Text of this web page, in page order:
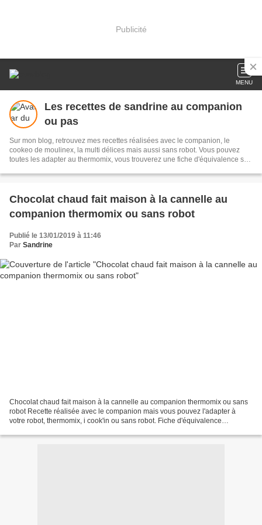
Publicité
MENU
Les recettes de sandrine au companion
ou pas
Sur mon blog, retrouvez mes recettes réalisées avec le companion, le
cookeo de moulinex, la multi délices mais aussi sans robot. Vous pouvez
toutes les adapter au thermomix, vous trouverez une fiche d'équivalence sur
Chocolat chaud fait maison à la cannelle au
companion thermomix ou sans robot
Publié le 13/01/2019 à 11:46
Par Sandrine
Chocolat chaud fait maison à la cannelle au companion thermomix ou sans
robot Recette réalisée avec le companion mais vous pouvez l'adapter à
votre robot, thermomix, i cook'in ou sans robot. Fiche d'équivalence